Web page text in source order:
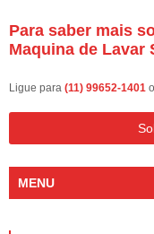
Para saber mais
Maquina de Lavar
Ligue para (11) 99652-1401
MENU